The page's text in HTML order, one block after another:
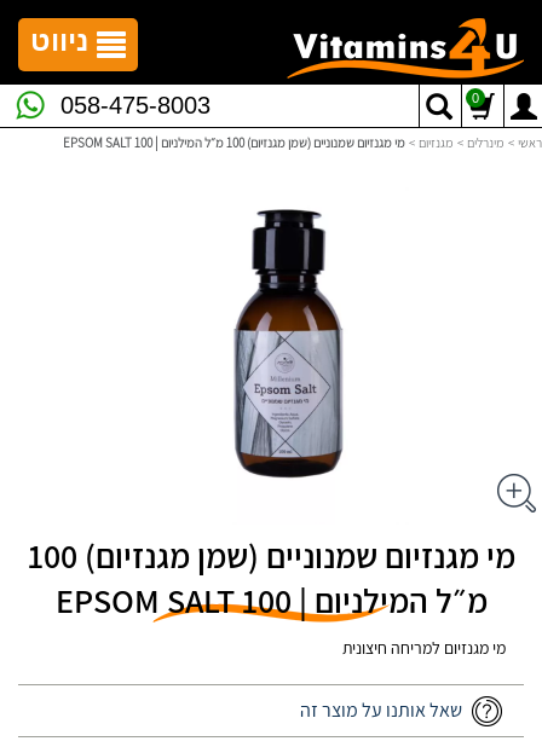
המרכזי
ניווט
058-475-8003 0
ראשי > מינרלים > מגנזיום > מי מגנזיום שמנוניים (שמן מגנזיום) 100 מ״ל המילניום |‎EPSOM‎ ‎SALT‎ ‎100‎ ‎
מי מגנזיום שמנוניים (שמן מגנזיום) 100
מ״ל המילניום |‎EPSOM‎ ‎SALT‎ ‎100‎ ‎
מי מגנזיום למריחה חיצונית
שאל אותנו על מוצר זה